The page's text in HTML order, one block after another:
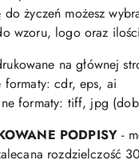
do życzeń możesz
wzoru, logo oraz
na głównej
formaty: cdr, eps, ai
formaty: tiff, jpg
PODPISY -
rozdzielczość